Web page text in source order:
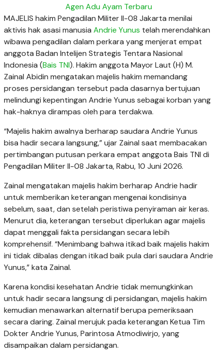
Agen Adu Ayam Terbaru
MAJELIS hakim Pengadilan Militer II-08 Jakarta menilai
aktivis hak asasi manusia Andrie Yunus telah merendahkan
wibawa pengadilan dalam perkara yang menjerat empat
anggota Badan Intelijen Strategis Tentara Nasional
Indonesia (Bais TNI). Hakim anggota Mayor Laut (H) M.
Zainal Abidin mengatakan majelis hakim memandang
proses persidangan tersebut pada dasarnya bertujuan
melindungi kepentingan Andrie Yunus sebagai korban yang
hak-haknya dirampas oleh para terdakwa.
“Majelis hakim awalnya berharap saudara Andrie Yunus
bisa hadir secara langsung,” ujar Zainal saat membacakan
pertimbangan putusan perkara empat anggota Bais TNI di
Pengadilan Militer II-08 Jakarta, Rabu, 10 Juni 2026.
Zainal mengatakan majelis hakim berharap Andrie hadir
untuk memberikan keterangan mengenai kondisinya
sebelum, saat, dan setelah peristiwa penyiraman air keras.
Menurut dia, keterangan tersebut diperlukan agar majelis
dapat menggali fakta persidangan secara lebih
komprehensif. “Menimbang bahwa itikad baik majelis hakim
ini tidak dibalas dengan itikad baik pula dari saudara Andrie
Yunus,” kata Zainal.
Karena kondisi kesehatan Andrie tidak memungkinkan
untuk hadir secara langsung di persidangan, majelis hakim
kemudian menawarkan alternatif berupa pemeriksaan
secara daring. Zainal merujuk pada keterangan Ketua Tim
Dokter Andrie Yunus, Parintosa Atmodiwirjo, yang
disampaikan dalam persidangan.